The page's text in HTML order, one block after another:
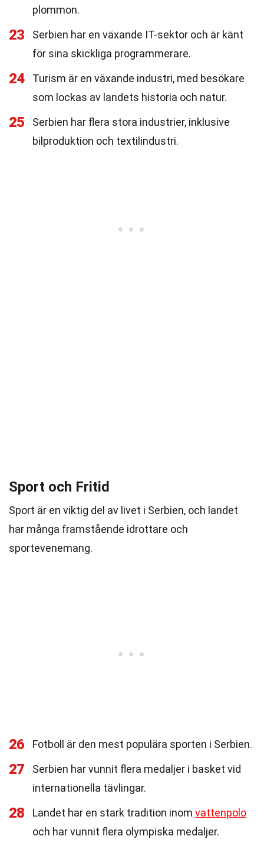
plommon.
23
Serbien har en växande IT-sektor och är känt
för sina skickliga programmerare.
24
Turism är en växande industri, med besökare
som lockas av landets historia och natur.
25
Serbien har flera stora industrier, inklusive
bilproduktion och textilindustri.
Sport och Fritid
Sport är en viktig del av livet i Serbien, och landet
har många framstående idrottare och
sportevenemang.
26 Fotboll är den mest populära sporten i Serbien.
27
Serbien har vunnit flera medaljer i basket vid
internationella tävlingar.
28 Landet har en stark tradition inom vattenpolo
och har vunnit flera olympiska medaljer.